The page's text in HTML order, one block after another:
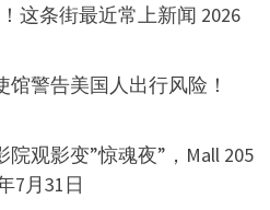
这条街最近常上新闻 2026
警告美国人出行风险！
观影变”惊魂夜”，Mall 205
7月31日